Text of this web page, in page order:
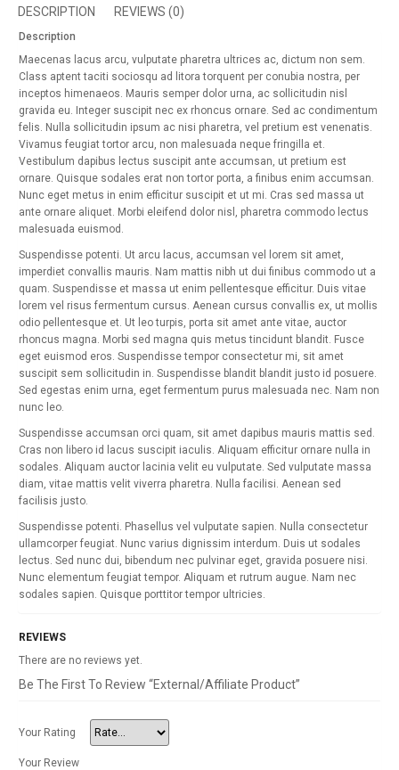
DESCRIPTION REVIEWS (0)
Description
Maecenas lacus arcu, vulputate pharetra ultrices ac, dictum non sem.
Class aptent taciti sociosqu ad litora torquent per conubia nostra, per
inceptos himenaeos. Mauris semper dolor urna, ac sollicitudin nisl
gravida eu. Integer suscipit nec ex rhoncus ornare. Sed ac condimentum
felis. Nulla sollicitudin ipsum ac nisi pharetra, vel pretium est venenatis.
Vivamus feugiat tortor arcu, non malesuada neque fringilla et.
Vestibulum dapibus lectus suscipit ante accumsan, ut pretium est
ornare. Quisque sodales erat non tortor porta, a finibus enim accumsan.
Nunc eget metus in enim efficitur suscipit et ut mi. Cras sed massa ut
ante ornare aliquet. Morbi eleifend dolor nisl, pharetra commodo lectus
malesuada euismod.
Suspendisse potenti. Ut arcu lacus, accumsan vel lorem sit amet,
imperdiet convallis mauris. Nam mattis nibh ut dui finibus commodo ut a
quam. Suspendisse et massa ut enim pellentesque efficitur. Duis vitae
lorem vel risus fermentum cursus. Aenean cursus convallis ex, ut mollis
odio pellentesque et. Ut leo turpis, porta sit amet ante vitae, auctor
rhoncus magna. Morbi sed magna quis metus tincidunt blandit. Fusce
eget euismod eros. Suspendisse tempor consectetur mi, sit amet
suscipit sem sollicitudin in. Suspendisse blandit blandit justo id posuere.
Sed egestas enim urna, eget fermentum purus malesuada nec. Nam non
nunc leo.
Suspendisse accumsan orci quam, sit amet dapibus mauris mattis sed.
Cras non libero id lacus suscipit iaculis. Aliquam efficitur ornare nulla in
sodales. Aliquam auctor lacinia velit eu vulputate. Sed vulputate massa
diam, vitae mattis velit viverra pharetra. Nulla facilisi. Aenean sed
facilisis justo.
Suspendisse potenti. Phasellus vel vulputate sapien. Nulla consectetur
ullamcorper feugiat. Nunc varius dignissim interdum. Duis ut sodales
lectus. Sed nunc dui, bibendum nec pulvinar eget, gravida posuere nisi.
Nunc elementum feugiat tempor. Aliquam et rutrum augue. Nam nec
sodales sapien. Quisque porttitor tempor ultricies.
REVIEWS
There are no reviews yet.
Be The First To Review “External/Affiliate Product”
Your Rating
Your Review